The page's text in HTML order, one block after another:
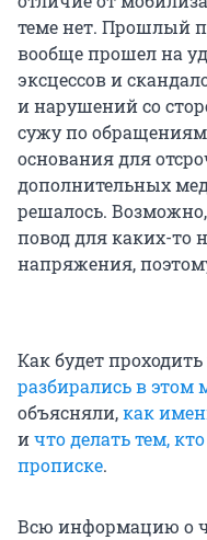
теме нет. Прошлый
вообще прошел на
эксцессов и
и нарушений со
сужу по
основания для
дополнительных
решалось.
повод для каких-то
напряжения,
Как будет
разбирались в этом
объясняли,как
ичто делать тем,
прописке.
Всю информацию о